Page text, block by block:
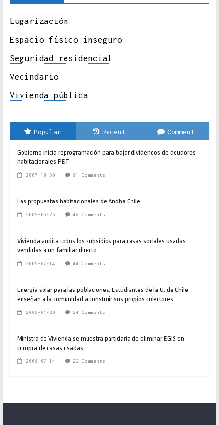
Lugarización
Espacio físico inseguro
Seguridad residencial
Vecindario
Vivienda pública
Popular Recent Comment
Gobierno inicia reprogramación para bajar dividendos de deudores
habitacionales PET
2007-10-30 91 Comments
Las propuestas habitacionales de Andha Chile
2009-06-26 48 Comments
Vivienda audita todos los subsidios para casas sociales usadas
vendidas a un familiar directo
2009-07-14 44 Comments
Energía solar para las poblaciones. Estudiantes de la U. de Chile
enseñan a la comunidad a construir sus propios colectores
2009-04-29 24 Comments
Ministra de Vivienda se muestra partidaria de eliminar EGIS en
compra de casas usadas
2009-07-14 22 Comments